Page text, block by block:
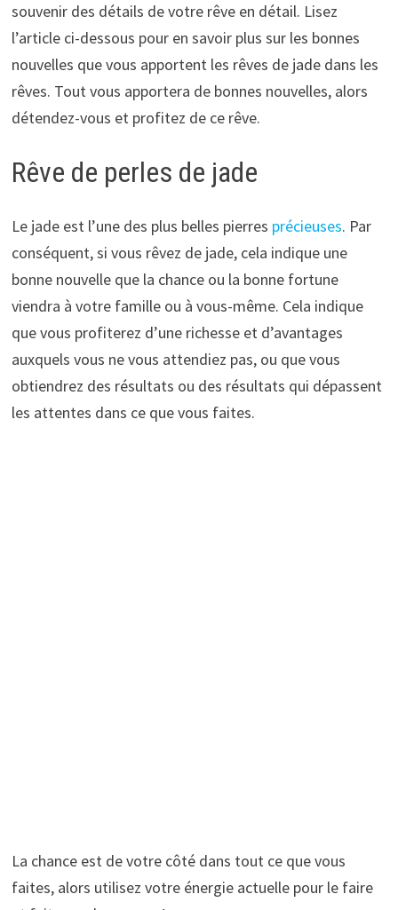
souvenir des détails de votre rêve en détail. Lisez
l’article ci-dessous pour en savoir plus sur les bonnes
nouvelles que vous apportent les rêves de jade dans les
rêves. Tout vous apportera de bonnes nouvelles, alors
détendez-vous et profitez de ce rêve.
Rêve de perles de jade
Le jade est l’une des plus belles pierres précieuses. Par
conséquent, si vous rêvez de jade, cela indique une
bonne nouvelle que la chance ou la bonne fortune
viendra à votre famille ou à vous-même. Cela indique
que vous profiterez d’une richesse et d’avantages
auxquels vous ne vous attendiez pas, ou que vous
obtiendrez des résultats ou des résultats qui dépassent
les attentes dans ce que vous faites.
La chance est de votre côté dans tout ce que vous
faites, alors utilisez votre énergie actuelle pour le faire